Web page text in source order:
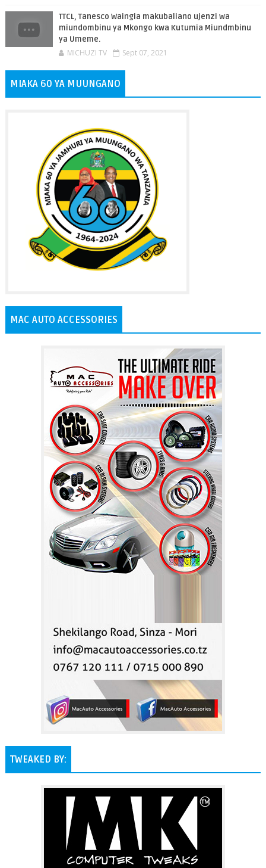
TTCL, Tanesco Waingia makubaliano ujenzi wa
miundombinu ya Mkongo kwa Kutumia Miundmbinu
ya Umeme.
MICHUZI TV Sept 07, 2021
MIAKA 60 YA MUUNGANO
MAC AUTO ACCESSORIES
TWEAKED BY: